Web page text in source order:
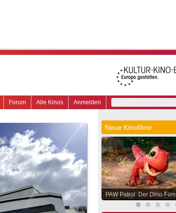
Anmelden
Alle Kinos
Forum
Neue Kinofilme
PAW Patrol: Der Dino-Film